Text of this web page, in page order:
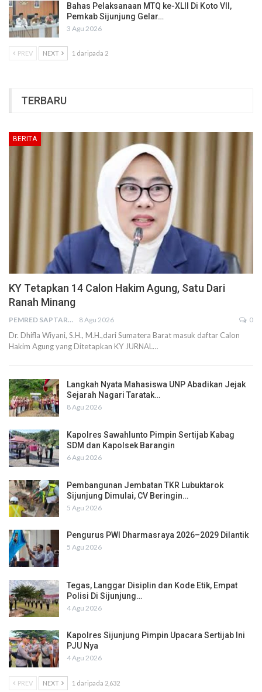
Bahas Pelaksanaan MTQ ke-XLII Di Koto VII,
Pemkab Sijunjung Gelar…
3 Agu 2026
PREV NEXT 1 daripada 2
TERBARU
BERITA
KY Tetapkan 14 Calon Hakim Agung, Satu Dari
Ranah Minang
PEMRED SAPTARIUS 8 Agu 2026 0
Dr. Dhifla Wiyani, S.H., M.H.,dari Sumatera Barat masuk daftar Calon
Hakim Agung yang Ditetapkan KY JURNAL…
Langkah Nyata Mahasiswa UNP Abadikan Jejak
Sejarah Nagari Taratak…
8 Agu 2026
Kapolres Sawahlunto Pimpin Sertijab Kabag
SDM dan Kapolsek Barangin
6 Agu 2026
Pembangunan Jembatan TKR Lubuktarok
Sijunjung Dimulai, CV Beringin…
5 Agu 2026
Pengurus PWI Dharmasraya 2026–2029 Dilantik
5 Agu 2026
Tegas, Langgar Disiplin dan Kode Etik, Empat
Polisi Di Sijunjung…
4 Agu 2026
Kapolres Sijunjung Pimpin Upacara Sertijab Ini
PJU Nya
4 Agu 2026
PREV NEXT 1 daripada 2,632